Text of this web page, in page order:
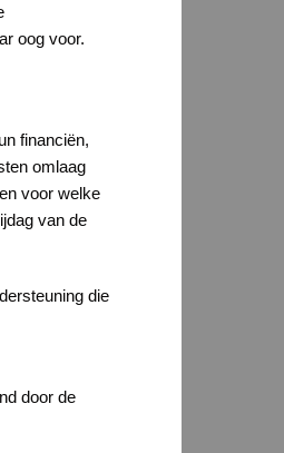
oog voor.
financiën,
omlaag
voor welke
van de
die
door de